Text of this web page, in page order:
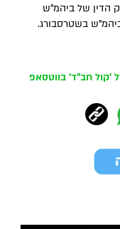
הדין של ביהמ"ש
בשטרסבורג.
'קול חב"ד' בווטסאפ